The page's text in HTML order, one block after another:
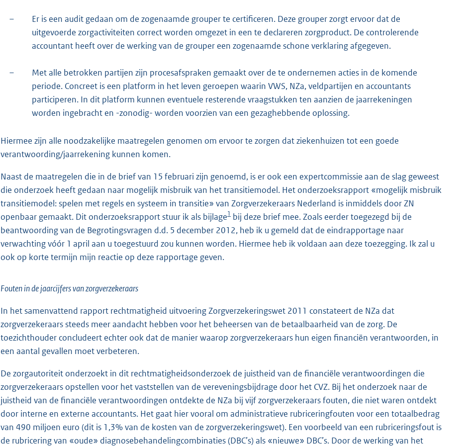
–
Er is een audit gedaan om de zogenaamde grouper te certificeren. Deze grouper zorgt ervoor dat de
uitgevoerde zorgactiviteiten correct worden omgezet in een te declareren zorgproduct. De controlerende
accountant heeft over de werking van de grouper een zogenaamde schone verklaring afgegeven.
–
Met alle betrokken partijen zijn procesafspraken gemaakt over de te ondernemen acties in de komende
periode. Concreet is een platform in het leven geroepen waarin VWS, NZa, veldpartijen en accountants
participeren. In dit platform kunnen eventuele resterende vraagstukken ten aanzien de jaarrekeningen
worden ingebracht en -zonodig- worden voorzien van een gezaghebbende oplossing.
Hiermee zijn alle noodzakelijke maatregelen genomen om ervoor te zorgen dat ziekenhuizen tot een goede
verantwoording/jaarrekening kunnen komen.
Naast de maatregelen die in de brief van 15 februari zijn genoemd, is er ook een expertcommissie aan de slag geweest
die onderzoek heeft gedaan naar mogelijk misbruik van het transitiemodel. Het onderzoeksrapport «mogelijk misbruik
transitiemodel: spelen met regels en systeem in transitie» van Zorgverzekeraars Nederland is inmiddels door ZN
openbaar gemaakt. Dit onderzoeksrapport stuur ik als bijlage1 bij deze brief mee. Zoals eerder toegezegd bij de
beantwoording van de Begrotingsvragen d.d. 5 december 2012, heb ik u gemeld dat de eindrapportage naar
verwachting vóór 1 april aan u toegestuurd zou kunnen worden. Hiermee heb ik voldaan aan deze toezegging. Ik zal u
ook op korte termijn mijn reactie op deze rapportage geven.
Fouten in de jaarcijfers van zorgverzekeraars
In het samenvattend rapport rechtmatigheid uitvoering Zorgverzekeringswet 2011 constateert de NZa dat
zorgverzekeraars steeds meer aandacht hebben voor het beheersen van de betaalbaarheid van de zorg. De
toezichthouder concludeert echter ook dat de manier waarop zorgverzekeraars hun eigen financiën verantwoorden, in
een aantal gevallen moet verbeteren.
De zorgautoriteit onderzoekt in dit rechtmatigheidsonderzoek de juistheid van de financiële verantwoordingen die
zorgverzekeraars opstellen voor het vaststellen van de vereveningsbijdrage door het CVZ. Bij het onderzoek naar de
juistheid van de financiële verantwoordingen ontdekte de NZa bij vijf zorgverzekeraars fouten, die niet waren ontdekt
door interne en externe accountants. Het gaat hier vooral om administratieve rubriceringfouten voor een totaalbedrag
van 490 miljoen euro (dit is 1,3% van de kosten van de zorgverzekeringswet). Een voorbeeld van een rubriceringsfout is
de rubricering van «oude» diagnosebehandelingcombinaties (DBC’s) als «nieuwe» DBC’s. Door de werking van het